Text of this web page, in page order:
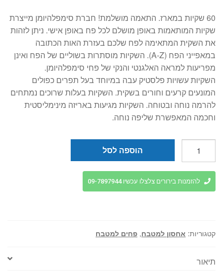
60 שקיות במארז. התאמה מושלמת! חברת סימפלהיומן מייצרת
שקיות המותאמות באופן מושלם לכל פח באופן אישי. ניתן לזהות
את השקית המתאימה לפח שלכם בעזרת האות הכתובה
במאפייני הפח (A-Z). השקיות מוסתרות בשוליים של הפח ואינן
מפריעות למראה האלגנטי והנקי של פחי סימפלהיומן.
השקיות עשויות פלסטיק עבה במיוחד בעל תפרים כפולים
המונעים קרעים וחורים בשקית. השקיות בעלות שרוכים נמתחים
להרמה נוחה ובטוחה. השקיות מגיעות באריזה מינימליסטית
וחכמה המאפשרת שליפה נוחה.
שקיות
מסוג
M
ליטר
הוספה לסל
להזמנות בירורים צלצלו עכשיו 09-7897944
קטגוריות: אחסון למטבח, פחים למטבח
תיאור